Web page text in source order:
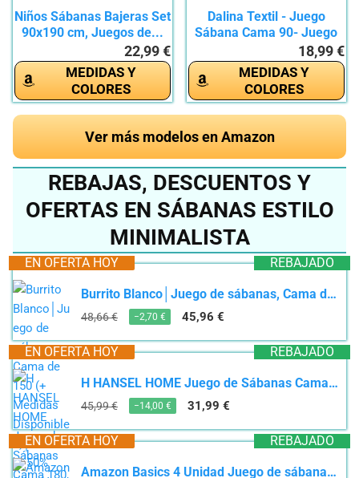
Niños Sábanas Bajeras Set
90x190 cm, Juegos de...
22,99 €
MEDIDAS Y
COLORES
Dalina Textil - Juego
Sábana Cama 90- Juego
18,99 €
MEDIDAS Y
COLORES
Ver más modelos en Amazon
REBAJAS, DESCUENTOS Y
OFERTAS EN SÁBANAS ESTILO
MINIMALISTA
REBAJADO
EN OFERTA HOY
Burrito Blanco│Juego de sábanas, Cama de 150 (+ Medidas Disponibles)│Poliéster 50% Algodón...
48,66 € −2,70 € 45,96 €
REBAJADO
EN OFERTA HOY
H HANSEL HOME Juego de Sábanas Cama 180, Juego Sábanas 180x190/200cm 4 Piezas, Microfibra Extra...
45,99 € −14,00 € 31,99 €
REBAJADO
EN OFERTA HOY
Amazon Basics 4 Unidad Juego de sábanas de microfibra, poliéster, Lavanda esmerilada, Matrimonio...